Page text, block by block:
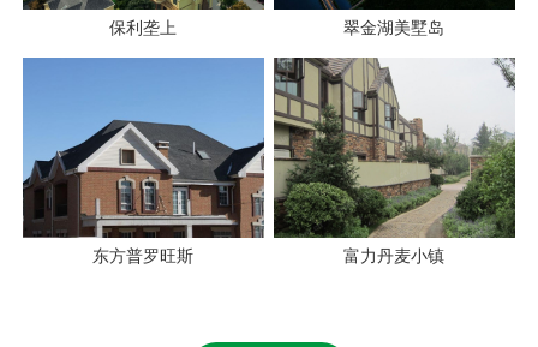
保利垄上 翠金湖美墅岛
东方普罗旺斯 富力丹麦小镇